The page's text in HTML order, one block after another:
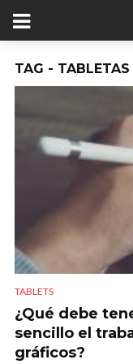
TAG - TABLETAS
TABLETS
¿Qué debe
sencillo el
gráficos?